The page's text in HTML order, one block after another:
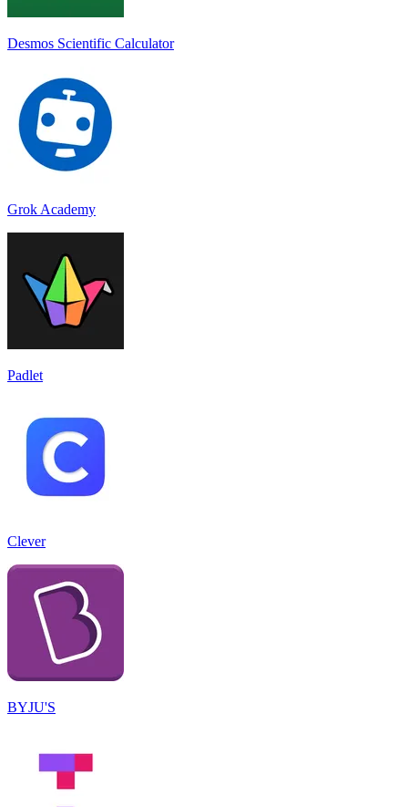
Desmos Scientific Calculator
Grok Academy
Padlet
Clever
BYJU'S